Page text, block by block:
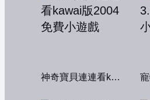
神奇寶貝連連看kawai版2004